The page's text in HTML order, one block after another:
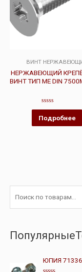
ВИНТ
НЕРЖАВЕЮЩИЙ
ВИНТ ТИП ME DIN
Оценка
из
5
Подробнее
ЮПИЯ